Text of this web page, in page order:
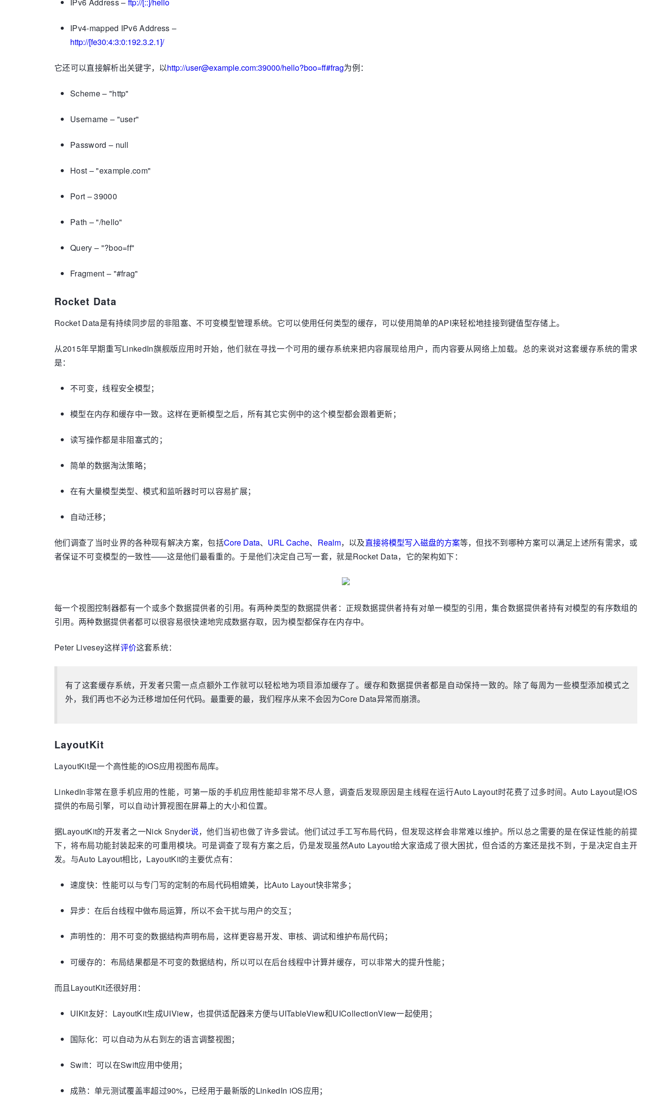
IPv4-mapped IPv6 Address –
http://[fe30:4:3:0:192.3.2.1]/
它还可以直接解析出关键字，以http://user@example.com:39000/hello?boo=ff#frag为例：
Scheme – "http"
Username – "user"
Password – null
Host – "example.com"
Port – 39000
Path – "/hello"
Query – "?boo=ff"
Fragment – "#frag"
Rocket Data
Rocket Data是有持续同步层的非阻塞、不可变模型管理系统。它可以使用任何类型的缓存，可以使用简单的API来轻松地挂接到键值型存储上。
从2015年早期重写LinkedIn旗舰版应用时开始，他们就在寻找一个可用的缓存系统来把内容展现给用户，而内容要从网络上加载。总的来说对这套缓存系统的需求
是：
不可变，线程安全模型；
模型在内存和缓存中一致。这样在更新模型之后，所有其它实例中的这个模型都会跟着更新；
读写操作都是非阻塞式的；
简单的数据淘汰策略；
在有大量模型类型、模式和监听器时可以容易扩展；
自动迁移；
他们调查了当时业界的各种现有解决方案，包括Core Data、 URL Cache、 Realm，以及直接将模型写入磁盘的方案等，但找不到哪种方案可以满足上述所有需求，或
者保证不可变模型的一致性——这是他们最看重的。于是他们决定自己写一套，就是Rocket Data，它的架构如下：
每一个视图控制器都有一个或多个数据提供者的引用。有两种类型的数据提供者：正规数据提供者持有对单一模型的引用，集合数据提供者持有对模型的有序数组的
引用。两种数据提供者都可以很容易很快速地完成数据存取，因为模型都保存在内存中。
Peter Livesey这样评价这套系统：
有了这套缓存系统，开发者只需一点点额外工作就可以轻松地为项目添加缓存了。缓存和数据提供者都是自动保持一致的。除了每周为一些模型添加模式之
外，我们再也不必为迁移增加任何代码。最重要的最，我们程序从来不会因为Core Data异常而崩溃。
LayoutKit
LayoutKit是一个高性能的iOS应用视图布局库。
LinkedIn非常在意手机应用的性能，可第一版的手机应用性能却非常不尽人意，调查后发现原因是主线程在运行Auto Layout时花费了过多时间。Auto Layout是iOS
提供的布局引擎，可以自动计算视图在屏幕上的大小和位置。
据LayoutKit的开发者之一Nick Snyder说，他们当初也做了许多尝试。他们试过手工写布局代码，但发现这样会非常难以维护。所以总之需要的是在保证性能的前提
下，将布局功能封装起来的可重用模块。可是调查了现有方案之后，仍是发现虽然Auto Layout给大家造成了很大困扰，但合适的方案还是找不到，于是决定自主开
发。与Auto Layout相比，LayoutKit的主要优点有：
速度快：性能可以与专门写的定制的布局代码相媲美，比Auto Layout快非常多；
异步：在后台线程中做布局运算，所以不会干扰与用户的交互；
声明性的：用不可变的数据结构声明布局，这样更容易开发、审核、调试和维护布局代码；
可缓存的：布局结果都是不可变的数据结构，所以可以在后台线程中计算并缓存，可以非常大的提升性能；
而且LayoutKit还很好用：
UIKit友好：LayoutKit生成UIView，也提供适配器来方便与UITableView和UICollectionView一起使用；
国际化：可以自动为从右到左的语言调整视图；
Swift：可以在Swift应用中使用；
成熟：单元测试覆盖率超过90%，已经用于最新版的LinkedIn iOS应用；